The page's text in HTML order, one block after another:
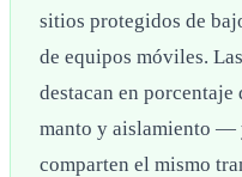
sitios protegidos de
de equipos móviles.
destacan en
manto y aislamiento —
comparten el mismo